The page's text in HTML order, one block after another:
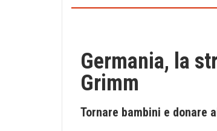
Germania, la
Grimm
Tornare bambini e donare